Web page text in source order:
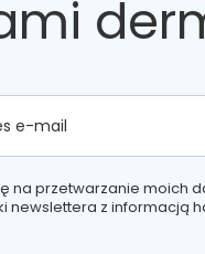
e-mail
na przetwarzanie moich
newslettera z informacją